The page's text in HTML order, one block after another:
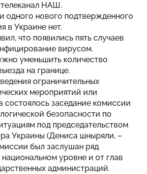
НАШ.
одного нового подтвержденного
в Украине нет.
что появились пять случаев
вирусом.
уменьшить количество
на границе.
ограничительных
мероприятий или
состоялось заседание комиссии
безопасности по
под председательством
Украины (Дениса шныряли, –
был заслушан ряд
уровне и от глав
администраций.